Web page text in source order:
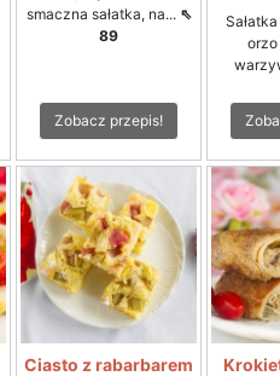
smaczna sałatka, na... ⇖
89
Zobacz przepis!
Ciasto z rabarbarem